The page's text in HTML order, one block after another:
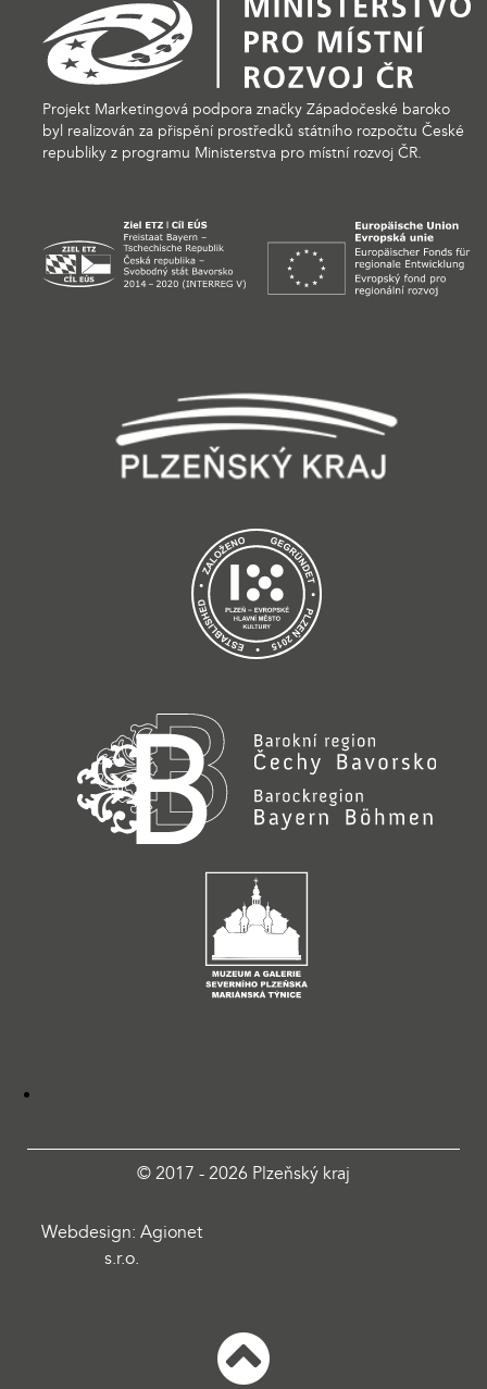
Projekt Marketingová podpora značky Západočeské baroko
byl realizován za přispění prostředků státního rozpočtu České
republiky z programu Ministerstva pro místní rozvoj ČR.
© 2017 - 2026 Plzeňský kraj
Webdesign: Agionet
s.r.o.